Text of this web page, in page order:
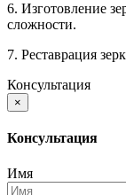
6. Изготовление
сложности.
7. Реставрация
Консультация
×
Консультация
Имя